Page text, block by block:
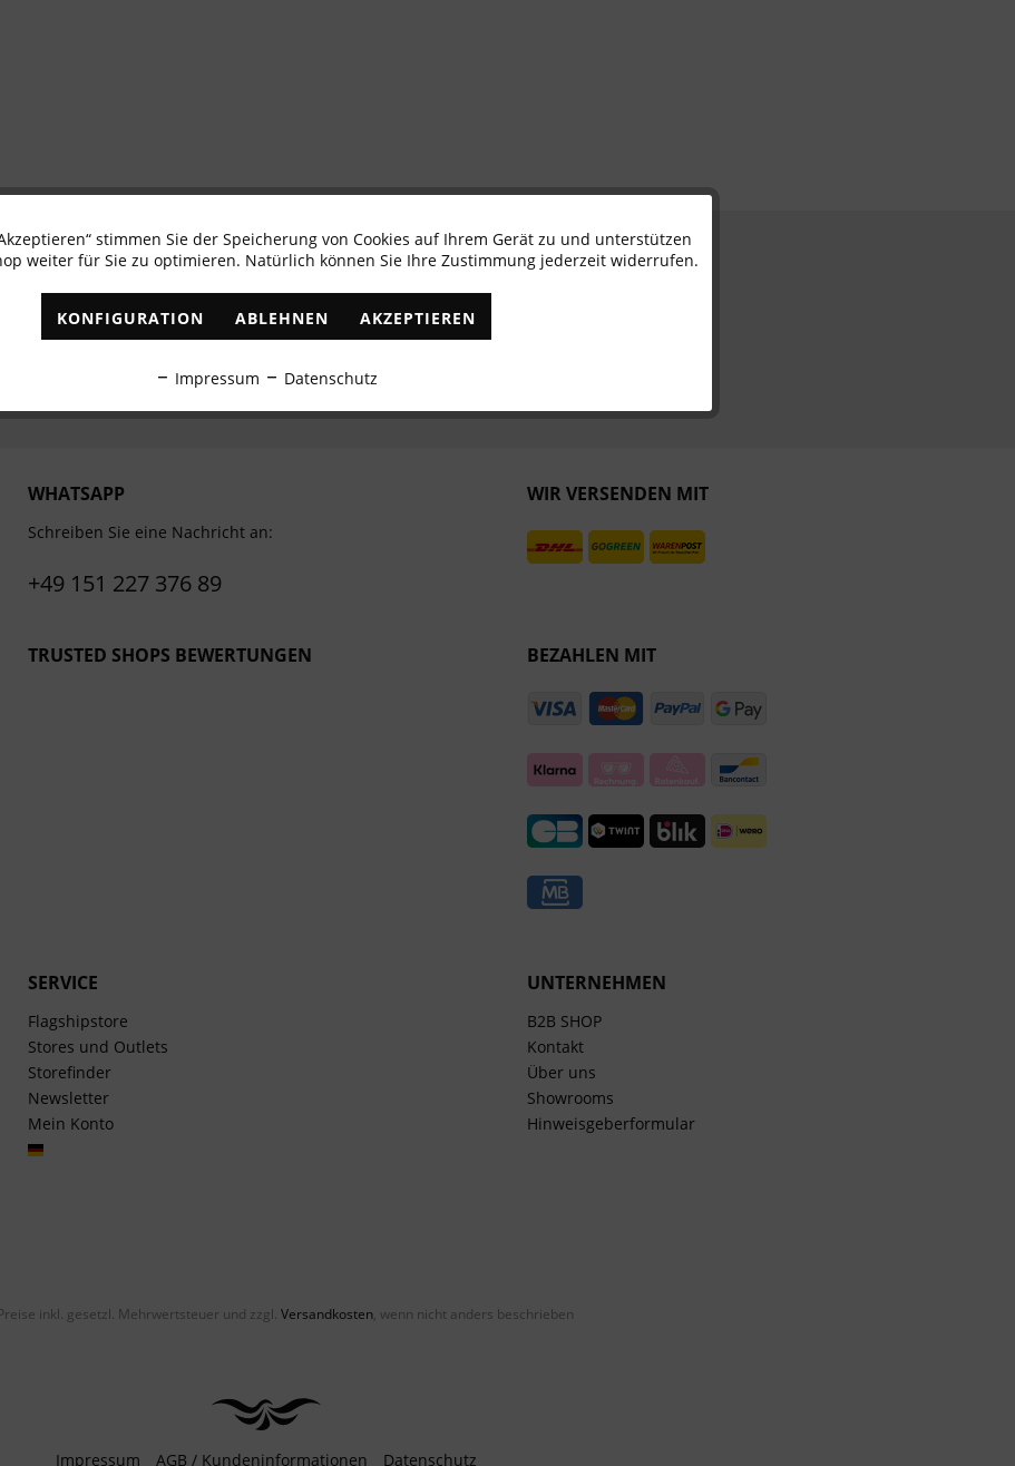
Newsletter abonnieren & 10% - Gutschein erhalten
✓ Exklusive Angebote ✓ Die aktuellsten Trends
WHATSAPP
Schreiben Sie eine Nachricht an:
+49 151 227 376 89
WIR VERSENDEN MIT
TRUSTED SHOPS BEWERTUNGEN BEZAHLEN MIT
SERVICE
Flagshipstore
Stores und Outlets
Storefinder
Newsletter
Mein Konto
UNTERNEHMEN
B2B SHOP
Kontakt
Über uns
Showrooms
Hinweisgeberformular
inkl. gesetzl. Mehrwertsteuer und zzgl. Versandkosten, wenn nicht anders beschrieben
Impressum AGB / Kundeninformationen Datenschutz
Aktiv
stimmen Sie der Speicherung von Cookies auf Ihrem Gerät zu und unterstützen
weiter für Sie zu optimieren. Natürlich können Sie Ihre Zustimmung jederzeit widerrufen.
KONFIGURATION ABLEHNEN AKZEPTIEREN
Impressum Datenschutz